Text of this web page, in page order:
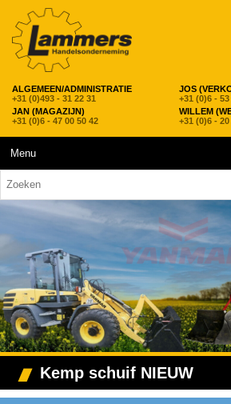
ALGEMEEN/ADMINISTRATIE
+31 (0)493 - 31 22 31
JOS
+31 (0)6 - 53
JAN (MAGAZIJN)
+31 (0)6 - 47 00 50 42
WILLEM
+31 (0)6 -
Menu
Kemp schuif NIEUW